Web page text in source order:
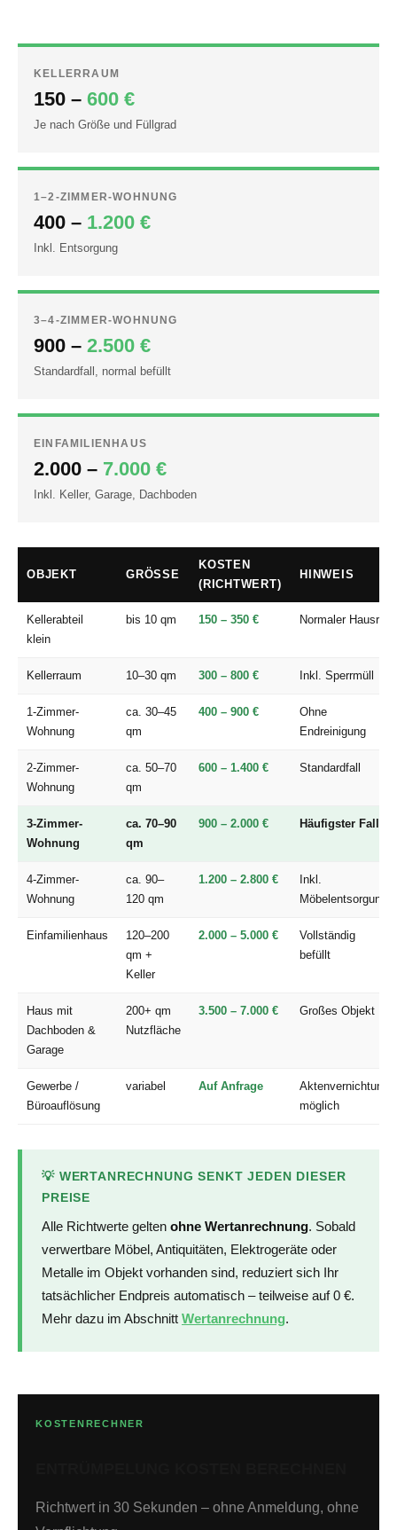
KELLERRAUM
150 – 600 €
Je nach Größe und Füllgrad
1–2-ZIMMER-WOHNUNG
400 – 1.200 €
Inkl. Entsorgung
3–4-ZIMMER-WOHNUNG
900 – 2.500 €
Standardfall, normal befüllt
EINFAMILIENHAUS
2.000 – 7.000 €
Inkl. Keller, Garage, Dachboden
OBJEKT GRÖSSE
KOSTEN
(RICHTWERT)
HINWEIS
Kellerabteil
klein
bis 10 qm 150 – 350 € Normaler Hausrat
Kellerraum 10–30 qm 300 – 800 € Inkl. Sperrmüll
1-Zimmer-
Wohnung
ca. 30–45
qm
400 – 900 €
Ohne
Endreinigung
2-Zimmer-
Wohnung
ca. 50–70
qm
600 – 1.400 € Standardfall
3-Zimmer-
Wohnung
ca. 70–90
qm
900 – 2.000 € Häufigster Fall
4-Zimmer-
Wohnung
ca. 90–
120 qm
1.200 – 2.800 €
Inkl.
Möbelentsorgung
Einfamilienhaus
120–200
qm +
Keller
2.000 – 5.000 €
Vollständig
befüllt
Haus mit
Dachboden &
Garage
200+ qm
Nutzfläche
3.500 – 7.000 € Großes Objekt
Gewerbe /
Büroauflösung
variabel Auf Anfrage
Aktenvernichtung
möglich
💡 WERTANRECHNUNG SENKT JEDEN DIESER
PREISE
Alle Richtwerte gelten ohne Wertanrechnung. Sobald
verwertbare Möbel, Antiquitäten, Elektrogeräte oder
Metalle im Objekt vorhanden sind, reduziert sich Ihr
tatsächlicher Endpreis automatisch – teilweise auf 0 €.
Mehr dazu im Abschnitt Wertanrechnung.
KOSTENRECHNER
Richtwert in 30 Sekunden – ohne Anmeldung, ohne